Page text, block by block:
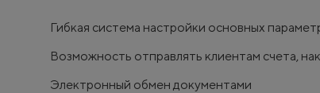
Гибкая система настройки основных
Возможность отправлять клиентам счета,
Электронный обмен документами